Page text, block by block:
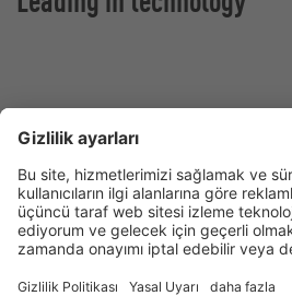
Holthoege 10-14
49632 Essen (Oldenburg)
Almanya